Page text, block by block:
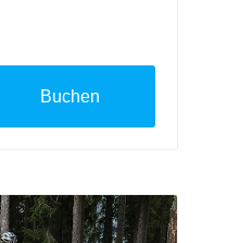
Buchen